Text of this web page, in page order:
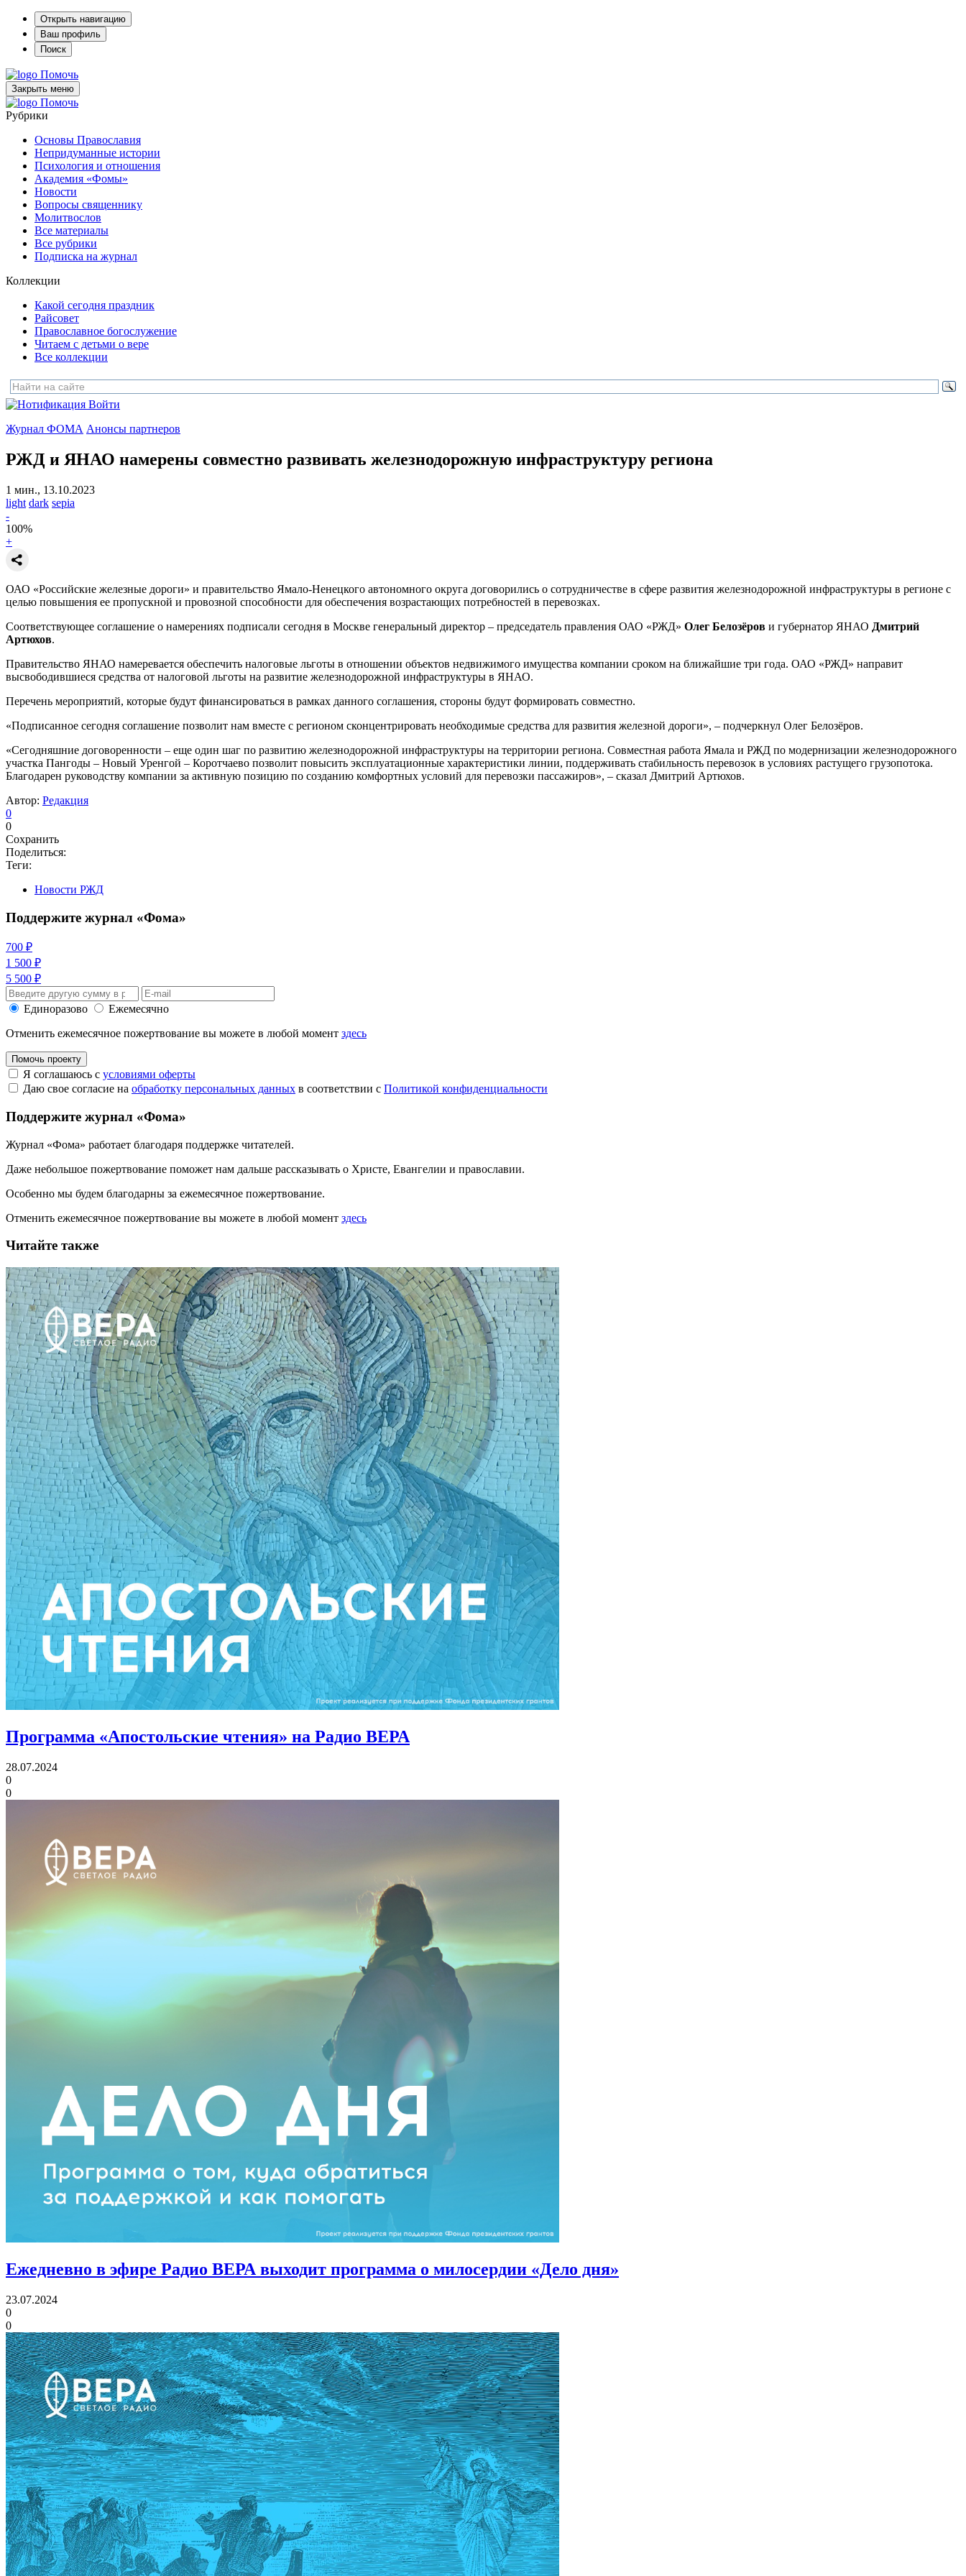
Открыть навигацию
Ваш профиль
Поиск
Помочь
Закрыть меню
Помочь
Рубрики
Основы Православия
Непридуманные истории
Психология и отношения
Академия «Фомы»
Новости
Вопросы священнику
Молитвослов
Все материалы
Все рубрики
Подписка на журнал
Коллекции
Какой сегодня праздник
Райсовет
Православное богослужение
Читаем с детьми о вере
Все коллекции
Войти
Журнал ФОМА Анонсы партнеров
РЖД и ЯНАО намерены совместно развивать железнодорожную инфраструктуру региона
1 мин., 13.10.2023
light dark sepia
-
100%
+
ОАО «Российские железные дороги» и правительство Ямало-Ненецкого автономного округа договорились о сотрудничестве в сфере развития железнодорожной инфраструктуры в регионе с
целью повышения ее пропускной и провозной способности для обеспечения возрастающих потребностей в перевозках.
Соответствующее соглашение о намерениях подписали сегодня в Москве генеральный директор – председатель правления ОАО «РЖД» Олег Белозёров и губернатор ЯНАО Дмитрий
Артюхов.
Правительство ЯНАО намеревается обеспечить налоговые льготы в отношении объектов недвижимого имущества компании сроком на ближайшие три года. ОАО «РЖД» направит
высвободившиеся средства от налоговой льготы на развитие железнодорожной инфраструктуры в ЯНАО.
Перечень мероприятий, которые будут финансироваться в рамках данного соглашения, стороны будут формировать совместно.
«Подписанное сегодня соглашение позволит нам вместе с регионом сконцентрировать необходимые средства для развития железной дороги», – подчеркнул Олег Белозёров.
«Сегодняшние договоренности – еще один шаг по развитию железнодорожной инфраструктуры на территории региона. Совместная работа Ямала и РЖД по модернизации железнодорожного
участка Пангоды – Новый Уренгой – Коротчаево позволит повысить эксплуатационные характеристики линии, поддерживать стабильность перевозок в условиях растущего грузопотока.
Благодарен руководству компании за активную позицию по созданию комфортных условий для перевозки пассажиров», – сказал Дмитрий Артюхов.
Автор: Редакция
0
0
Сохранить
Поделиться:
Теги:
Новости РЖД
Поддержите журнал «Фома»
700 ₽
1 500 ₽
5 500 ₽
Единоразово
Ежемесячно
Отменить ежемесячное пожертвование вы можете в любой момент здесь
Помочь проекту
Я соглашаюсь с условиями оферты
Даю свое согласие на обработку персональных данных в соответствии с Политикой конфиденциальности
Поддержите журнал «Фома»
Журнал «Фома» работает благодаря поддержке читателей.
Даже небольшое пожертвование поможет нам дальше рассказывать о Христе, Евангелии и православии.
Особенно мы будем благодарны за ежемесячное пожертвование.
Отменить ежемесячное пожертвование вы можете в любой момент здесь
Читайте также
Программа «Апостольские чтения» на Радио ВЕРА
28.07.2024
0
0
Ежедневно в эфире Радио ВЕРА выходит программа о милосердии «Дело дня»
23.07.2024
0
0